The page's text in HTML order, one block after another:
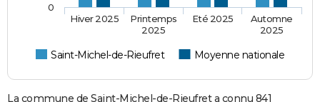
Saint-Michel-de-Rieufret Moyenne nationale
Hiver 2025
Printemps
2025
Eté 2025
Automne
2025
0
La commune de Saint-Michel-de-Rieufret a connu 841